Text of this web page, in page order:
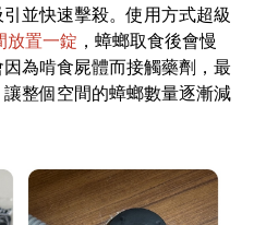
並快速擊殺。使用方式超級
放置一錠 ，蟑螂取食後會慢
為啃食屍體而接觸藥劑，最
讓整個空間的蟑螂數量逐漸減